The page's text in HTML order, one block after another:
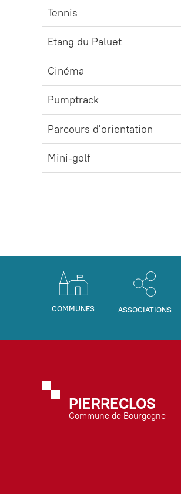
Tennis
Etang du Paluet
Cinéma
Pumptrack
Parcours d'orientation
Mini-golf
COMMUNES ASSOCIATIONS
PIERRECLOS
Commune de Bourgogne